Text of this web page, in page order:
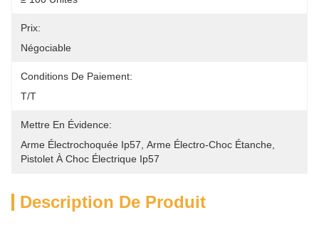
Prix:
Négociable
Conditions De Paiement:
T/T
Mettre En Évidence:
Arme Électrochoquée Ip57 Arme Électro-Choc Étanche
Pistolet À Choc Électrique Ip57
Description De Produit